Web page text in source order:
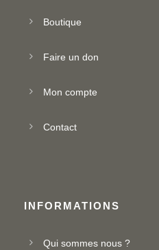
Boutique
Faire un don
Mon compte
Contact
INFORMATIONS
Qui sommes nous ?